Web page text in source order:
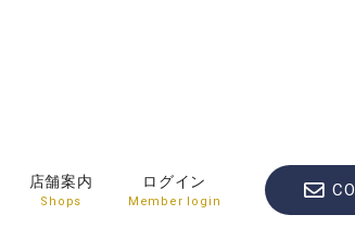
店舗案内
Shops
ログイン
Member login